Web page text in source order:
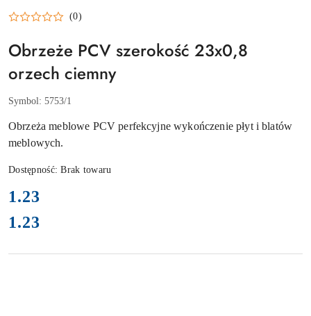
(0)
Obrzeże PCV szerokość 23x0,8
orzech ciemny
Symbol: 5753/1
Obrzeża meblowe PCV perfekcyjne wykończenie płyt i blatów
meblowych.
Dostępność:Brak towaru
cena:
1.23
Cena:
1.23